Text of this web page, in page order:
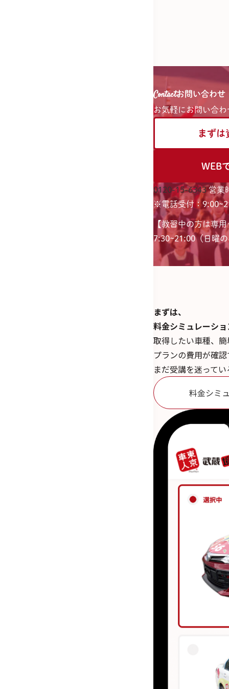
Contactお問い合わせ
お気軽に お問い合
まずは
WEB
0120-15-6343 営業
※電話受付：
【教習中の方は専
7:30~21:00（日曜
まずは、
料金シミュレーシ
取得したい車種、
プランの費用が確
まだ受講を迷って
料金シミ